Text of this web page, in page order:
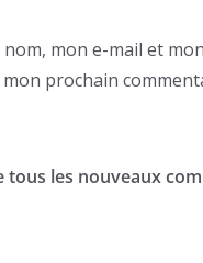
mon e-mail et
prochain
tous les nouveaux